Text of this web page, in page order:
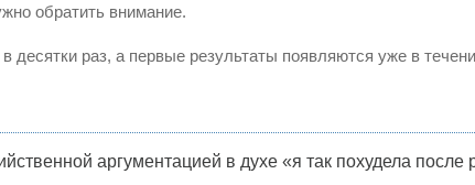
обратить внимание.
десятки раз, а первые результаты появляются уже в
аргументацией в духе «я так похудела после